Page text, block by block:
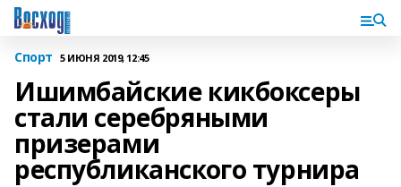
Спорт 5 ИЮНЯ 2019, 12:45
Ишимбайские кикбоксеры
стали серебряными
призерами
республиканского турнира